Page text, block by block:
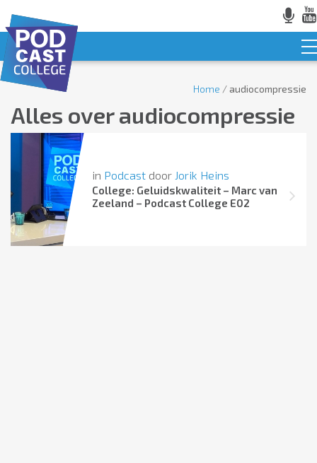
Home /audiocompressie
Alles overaudiocompressie
in Podcast door Jorik Heins
College: Geluidskwaliteit – Marc van
Zeeland – Podcast College E02